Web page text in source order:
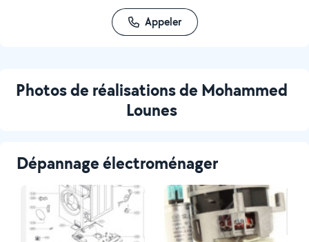
Appeler
Photos de réalisations de Mohammed
Lounes
Dépannage électroménager